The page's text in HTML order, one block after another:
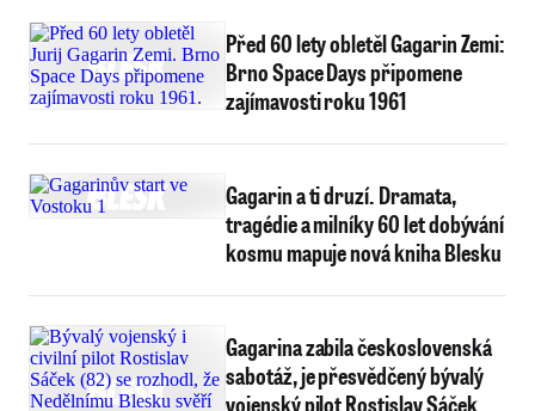
Před 60 lety obletěl Gagarin Zemi:
Brno Space Days připomene
zajímavosti roku 1961
Gagarin a ti druzí. Dramata,
tragédie a milníky 60 let dobývání
kosmu mapuje nová kniha Blesku
Gagarina zabila československá
sabotáž, je přesvědčený bývalý
vojenský pilot Rostislav Sáček